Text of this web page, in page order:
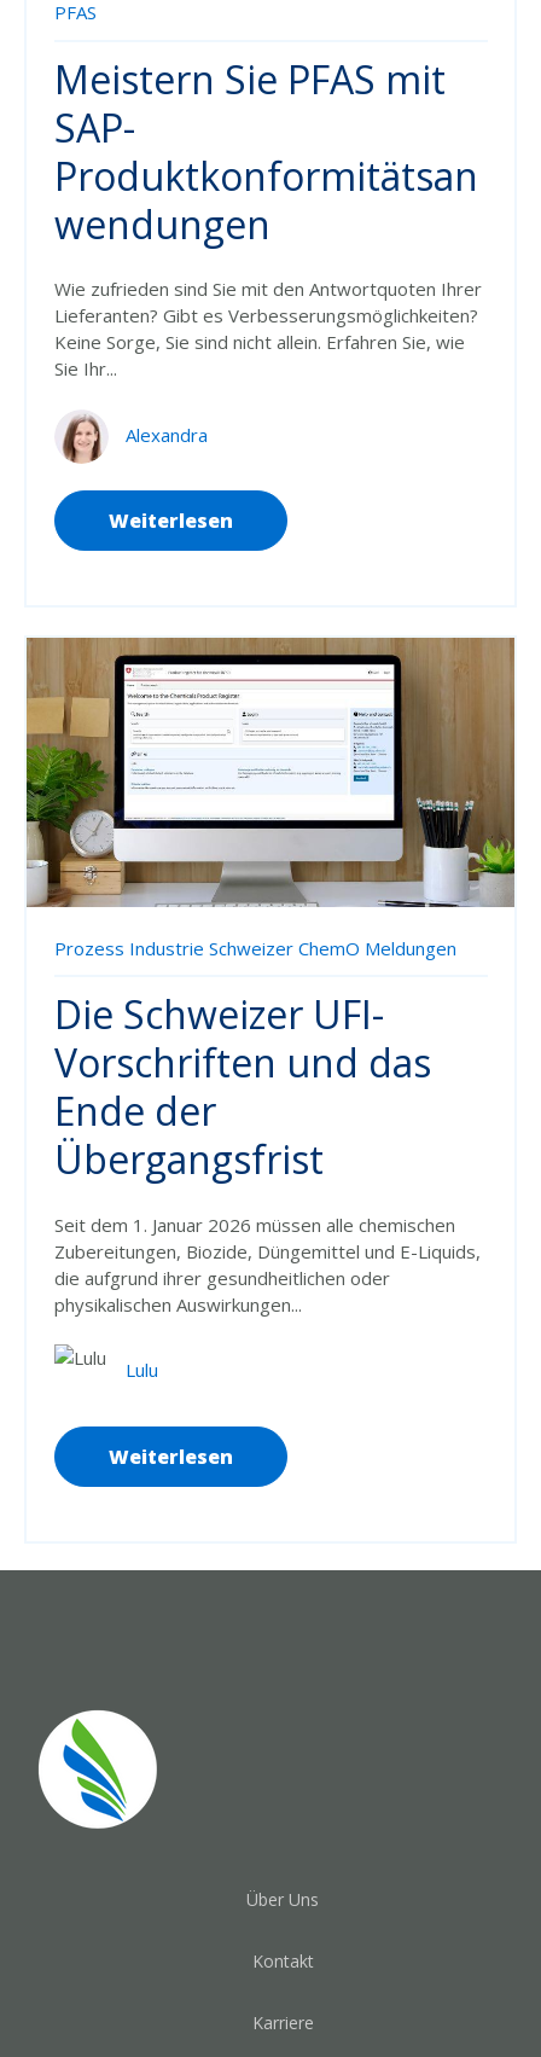
PFAS
Meistern Sie PFAS mit
SAP-
Produktkonformitätsan
wendungen
Wie zufrieden sind Sie mit den Antwortquoten Ihrer
Lieferanten? Gibt es Verbesserungsmöglichkeiten?
Keine Sorge, Sie sind nicht allein. Erfahren Sie, wie
Sie Ihr...
Alexandra
Weiterlesen
Prozess Industrie Schweizer ChemO Meldungen
Die Schweizer UFI-
Vorschriften und das
Ende der
Übergangsfrist
Seit dem 1. Januar 2026 müssen alle chemischen
Zubereitungen, Biozide, Düngemittel und E-Liquids,
die aufgrund ihrer gesundheitlichen oder
physikalischen Auswirkungen...
Lulu
Weiterlesen
Über Uns
Kontakt
Karriere